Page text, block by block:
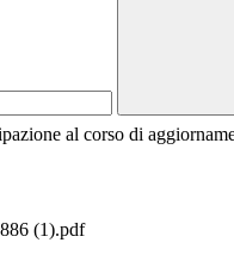
al corso di
(1).pdf